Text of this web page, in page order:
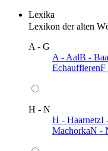
Lexika
Lexikon der alten
A - G
A - AalB -
EchauffierenF
H - N
H - HaarnetzI
MachorkaN -